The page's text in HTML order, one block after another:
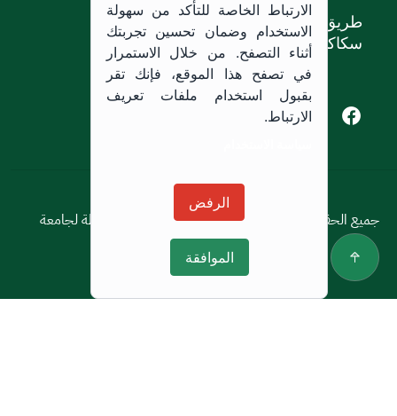
طريق الملك خالد،
سكاكا, المملكة العربية السعودية.
Facebook of Jouf University
X of Jouf University
سياسة الاستخدام
جميع الحقوق محفوظة © 2026 جميع الحقوق محفوظة لجامعة
الجوف
الارتباط الخاصة للتأكد من سهولة
الاستخدام وضمان تحسين تجربتك
أثناء التصفح. من خلال الاستمرار
في تصفح هذا الموقع، فإنك تقر
بقبول استخدام ملفات تعريف
الارتباط.
الرفض
الموافقة